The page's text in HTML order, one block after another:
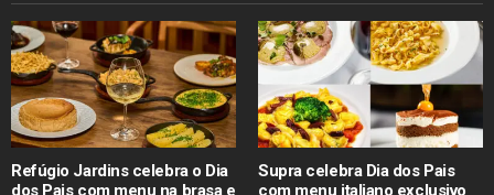
Refúgio Jardins celebra o Dia
dos Pais com menu na brasa e
Supra celebra Dia dos Pais
com menu italiano exclusivo